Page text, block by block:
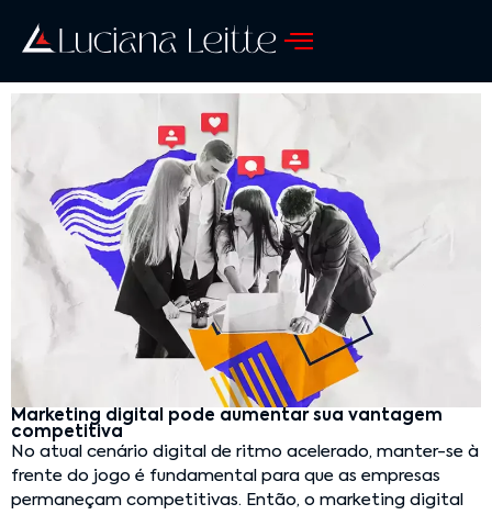
Marketing digital pode aumentar sua vantagem
competitiva
No atual cenário digital de ritmo acelerado, manter-se à
frente do jogo é fundamental para que as empresas
permaneçam competitivas. Então, o marketing digital